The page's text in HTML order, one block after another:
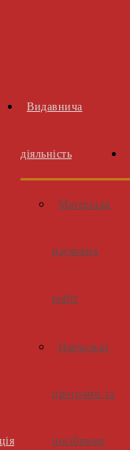
Видавнича
діяльність
Матеріали
наукових
робіт
Навчальні
програми та
посібники